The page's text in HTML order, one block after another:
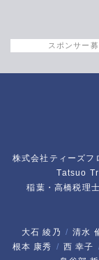
スポンサー
株式会社ティーズフ
Tatsuo
稲葉・高橋税理
大石 綾乃 清水
根本 康秀
西 幸子